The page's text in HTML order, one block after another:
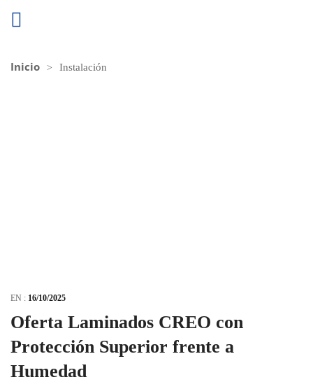
Inicio Instalación
EN : 16/10/2025
Oferta Laminados CREO con
Protección Superior frente a
Humedad